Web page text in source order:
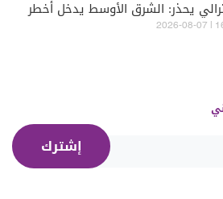
يحذر: الشرق الأوسط يدخل أخطر
إشترك